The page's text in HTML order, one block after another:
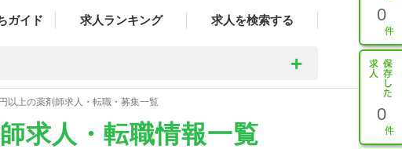
ガイド 求人ランキング 求人を検索する 0
0
以上の薬剤師求人・転職・募集一覧
求人・転職情報一覧